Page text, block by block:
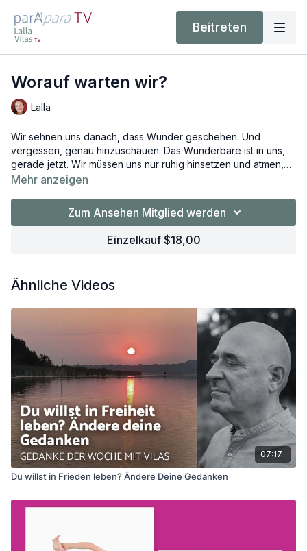
Beitreten
Worauf warten wir?
Lalla
Wir sehnen uns danach, dass Wunder geschehen. Und
vergessen, genau hinzuschauen. Das Wunderbare ist in uns,
gerade jetzt. Wir müssen uns nur ruhig hinsetzen und atmen,
gewahr werden und uns erfahren.
Mehr anzeigen
Zum Ansehen Mitglied werden
Einzelkauf $18,00
Ähnliche Videos
07:17
Du willst in Frieden leben? Ändere Deine Gedanken